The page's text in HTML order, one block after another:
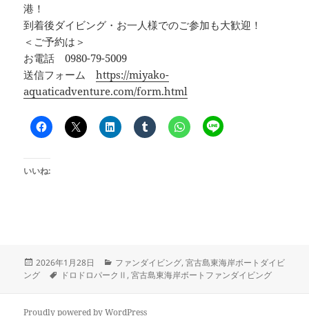
港！
到着後ダイビング・お一人様でのご参加も大歓迎！
＜ご予約は＞
お電話 0980-79-5009
送信フォームhttps://miyako-
aquaticadventure.com/form.html
いいね:
投
稿
2026年1月28日
カ
テ
ー
ファンダイビング,宮古島東海岸ボートダイビ
ング
タ
ドロドロパークⅡ ,宮古島東海岸ボートファンダイビング
Proudly powered by WordPress